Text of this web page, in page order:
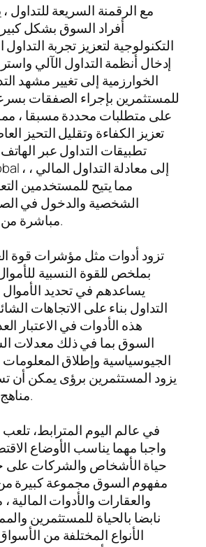
مع الرقمنة السريعة للتداول
أفراد السوق بشكل
التكنولوجية لتعزيز تجربة
إدخال أنظمة التداول الآلي
الخوارزمية إلى تغيير مشهد
للمستثمرين بإجراء الصفقات
على متطلبات محددة مسبقا ،
تعزيز الكفاءة وتقليل التحيز
تطبيقات التداول عبر
مما يتيح للمستخدمين
الشخصية والدخول في
مباشرة من أجهزتهم الذكية.
تزود أدوات مثل مؤشرات قوة
بملخص للقوة النسبية
يساعدهم في تحديد
التداول بناء على الاتجاهات
هذه الأدوات في الاعتبار
السوق بما في ذلك معدلات
الجيوسياسية وإطلاق المعلومات
يزود المستثمرين برؤى يمكن أن
مناهج تداول مستنيرة.
في عالم اليوم المترابط، تلعب
واجبا مهما يناسب الأوضاع
حياة الأشخاص والشركات
مفهوم السوق مجموعة كبيرة
والعقارات والأدوات المالية
نابضا بالحياة للمستثمرين
الأنواع المختلفة من